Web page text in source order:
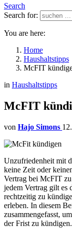
Search
Search for:
You are here:
Home
Haushaltstipps
McFIT
in Haushaltstipps
McFIT
von Hajo Simons
Unzufriedenheit mit
keine Zeit oder
Vertrag bei McFIT
jedem Vertrag gilt es
rechtzeitig zu
erleben. In diesem
zusammengefasst,
der Frist zu kündigen.